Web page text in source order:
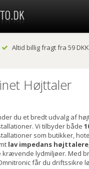
Altid billig fragt fra 59 DKK
Højttaler
du et bredt udvalg af
Vi tilbyder både
som butikker,
lav impedans højttalere
krævende lydmiljøer. Med
får du driftssikre